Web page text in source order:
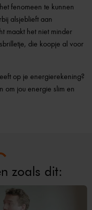
fenomeen te kunnen
alsjeblieft aan
maakt het niet minder
die koopje al voor
op je energierekening?
om jou energie slim en
zoals dit: